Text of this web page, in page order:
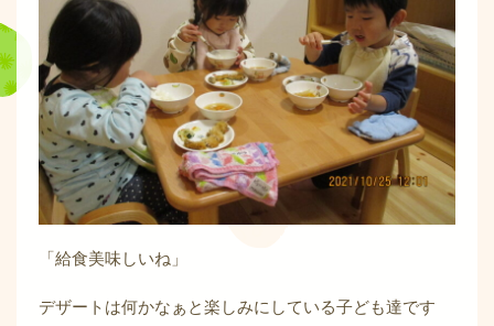
「給食美味しいね」
デザートは何かなぁと楽しみにしている子ども達です